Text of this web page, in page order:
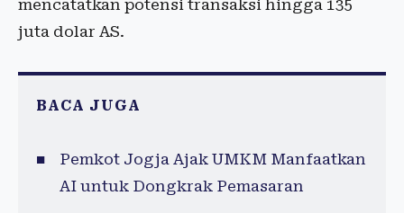
mencatatkan potensi transaksi hingga 135
juta dolar AS.
BACA JUGA
Pemkot Jogja Ajak UMKM Manfaatkan
AI untuk Dongkrak Pemasaran